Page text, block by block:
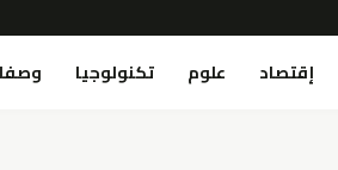
إقتصاد علوم تكنولوجيا